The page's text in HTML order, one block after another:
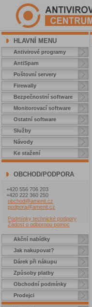
HLAVNÍ MENU
Antivirové programy
AntiSpam
Poštovní servery
Firewally
Bezpečnostní software
Monitorovací software
Ostatní software
Služby
Návody
Ke stažení
OBCHOD/PODPORA
+420 556 706 203
+420 222 360 250
obchod@amenit.cz
podpora@amenit.cz
Podmínky technické podpory
Žádost o odbornou pomoc
Akční nabídky
Jak nakupovat?
Dárek při nákupu
Způsoby platby
Obchodní podmínky
Prodejci